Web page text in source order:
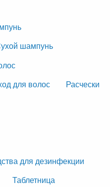
шампунь
для волос
Расчески
для дезинфекции
Таблетница